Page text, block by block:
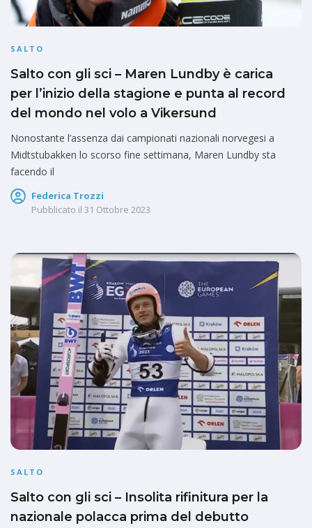
SALTO
Salto con gli sci – Maren Lundby è carica
per l’inizio della stagione e punta al record
del mondo nel volo a Vikersund
Nonostante l’assenza dai campionati nazionali norvegesi a
Midtstubakken lo scorso fine settimana, Maren Lundby sta
facendo il
Federica Trozzi
Pubblicato il 31 Ottobre 2023
SALTO
Salto con gli sci – Insolita rifinitura per la
nazionale polacca prima del debutto